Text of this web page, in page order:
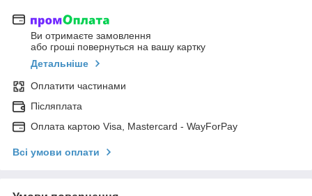
Ви отримаєте замовлення
або гроші повернуться на вашу картку
Детальніше
Оплатити частинами
Післяплата
Оплата картою Visa, Mastercard - WayForPay
Всі умови оплати